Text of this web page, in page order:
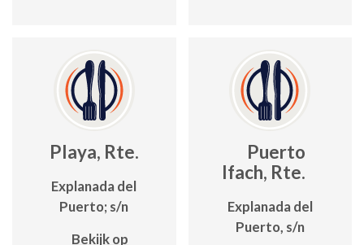
Playa, Rte.
Explanada del
Puerto; s/n
Bekijk op
Puerto
Ifach, Rte.
Explanada del
Puerto, s/n